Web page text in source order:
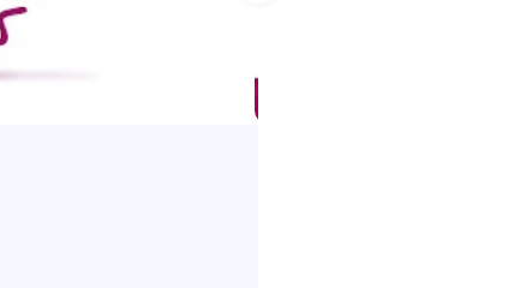
compartilhar, que pode
psicologia infantil e